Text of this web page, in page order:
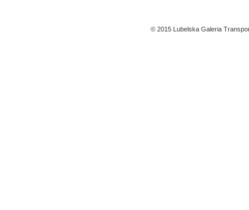
© 2015 Lubelska Galeria